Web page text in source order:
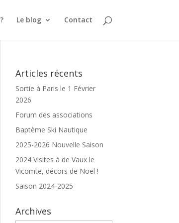
Le blog Contact
Articles récents
Sortie à Paris le 1 Février
2026
Forum des associations
Baptème Ski Nautique
2025-2026 Nouvelle Saison
2024 Visites à de Vaux le
Vicomte, décors de Noël !
Saison 2024-2025
Archives